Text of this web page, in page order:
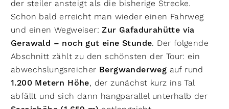
der steiler ansteigt als die bisherige Strecke.
Schon bald erreicht man wieder einen Fahrweg
und einen Wegweiser:Zur Gafadurahütte via
Gerawald – noch gut eine Stunde. Der folgende
Abschnitt zählt zu den schönsten der Tour: ein
abwechslungsreicher Bergwanderweg auf rund
1.200 Metern Höhe, der zunächst kurz ins Tal
abfällt und sich dann hangparallel unterhalb der